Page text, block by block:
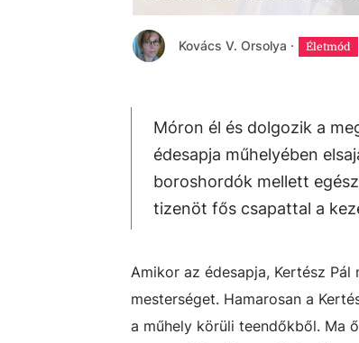
Kovács V. Orsolya · Életmód
Móron él és dolgozik a
édesapja műhelyében
boroshordók mellett
tizenöt fős csapattal a
Amikor az édesapja, Kertész
mesterséget. Hamarosan a
a műhely körüli teendőkből. Ma